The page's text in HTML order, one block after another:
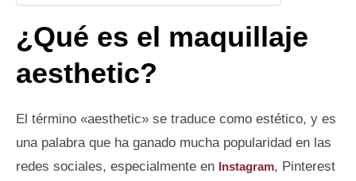
¿Qué es el maquillaje
aesthetic?
El término «aesthetic» se traduce como estético, y es
una palabra que ha ganado mucha popularidad en las
redes sociales, especialmente en Instagram, Pinterest